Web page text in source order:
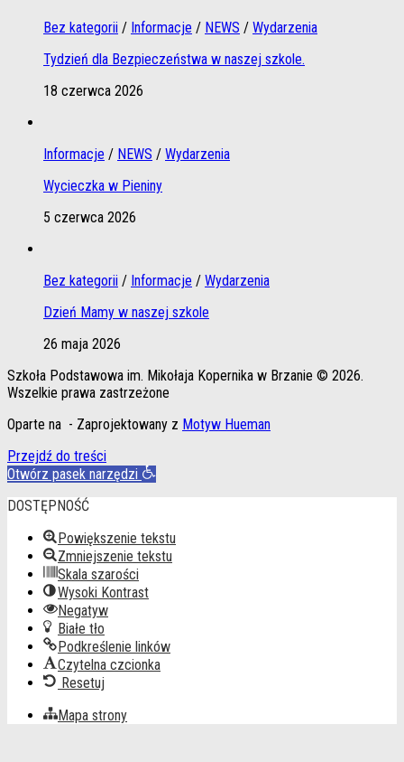
Bez kategorii / Informacje / NEWS / Wydarzenia
Tydzień dla Bezpieczeństwa w naszej szkole.
18 czerwca 2026
Informacje / NEWS / Wydarzenia
Wycieczka w Pieniny
5 czerwca 2026
Bez kategorii / Informacje / Wydarzenia
Dzień Mamy w naszej szkole
26 maja 2026
Szkoła Podstawowa im. Mikołaja Kopernika w Brzanie © 2026.
Wszelkie prawa zastrzeżone
Oparte na - Zaprojektowany z Motyw Hueman
Przejdź do treści
Otwórz pasek narzędzi
DOSTĘPNOŚĆ
Powiększenie tekstu
Zmniejszenie tekstu
Skala szarości
Wysoki Kontrast
Negatyw
Białe tło
Podkreślenie linków
Czytelna czcionka
Resetuj
Mapa strony